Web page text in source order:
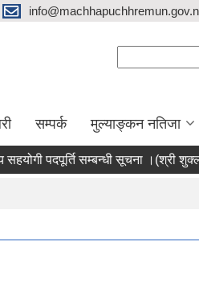
सम्पर्क मुल्याङ्कन नतिजा
पदपूर्ति सम्बन्धी सूचना ।(श्री